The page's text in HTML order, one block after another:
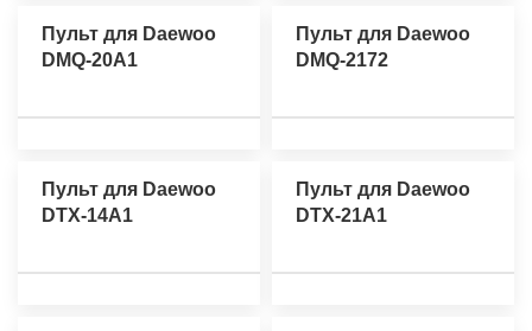
Пульт для Daewoo
DMQ-20A1
Пульт для Daewoo
DMQ-2172
Пульт для Daewoo
DTX-14A1
Пульт для Daewoo
DTX-21A1